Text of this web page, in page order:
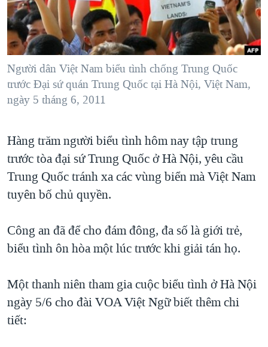
"Tìm"NGƯỜI VIỆT HẢI NGOẠI
ĐỜI SỐNG
KINH TẾ
SỨC KHOẺ
THỂ THAO
GIÁO DỤC
TẠI
HÀNH TRÌNH BẦU CỬ 2024
MỘT NĂM CHIẾN TRANH TẠI DẢI GAZA
GIẢI MÃ VÀNH ĐAI & CON ĐƯỜNG
NGÀY TỊ NẠN THẾ GIỚI
CHI PHÍ CHIẾN TRANH AFGHANISTAN
CÁC GIÁ TRỊ CỘNG HÒA Ở VIỆT NAM
THƯỢNG ĐỈNH TRUMP-KIM TẠI VIỆT NAM
NGƯ DÂN VIỆT VÀ LÀN SÓNG TRỘM HẢI SÂM
QUAN HỆ VIỆT MỸ
VIDEO
NGHE
MẠNG XÃ HỘI
Người dân Việt Nam biểu tình chống Trung Quốc
trước Đại sứ quán Trung Quốc tại Hà Nội, Việt Nam,
ngày 5 tháng 6, 2011
Hàng trăm người biểu tình hôm nay tập trung
trước tòa đại sứ Trung Quốc ở Hà Nội, yêu cầu
Trung Quốc tránh xa các vùng biển mà Việt Nam
tuyên bố chủ quyền.
Công an đã để cho đám đông, đa số là giới trẻ,
biểu tình ôn hòa một lúc trước khi giải tán họ.
Một thanh niên tham gia cuộc biểu tình ở Hà Nội
ngày 5/6 cho đài VOA Việt Ngữ biết thêm chi
tiết: